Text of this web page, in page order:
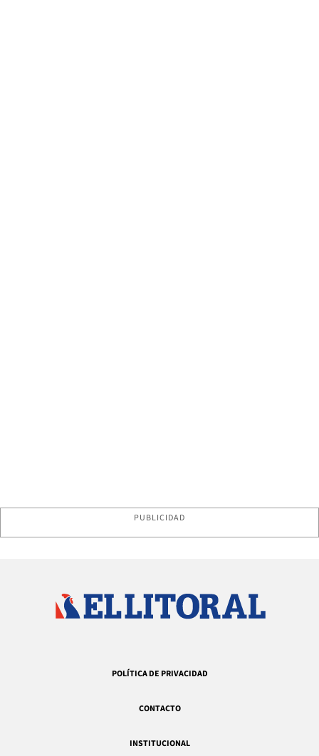
PUBLICIDAD
POLÍTICA DE PRIVACIDAD
CONTACTO
INSTITUCIONAL